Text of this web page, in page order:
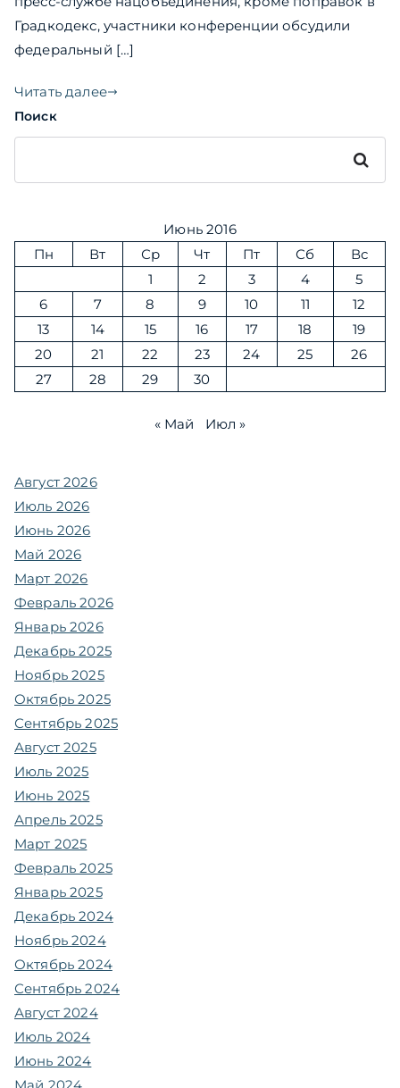
Градкодекс, участники конференции обсудили
федеральный […]
Читать далее
Поиск
Поиск
Июнь 2016
Пн
Вт Ср Чт Пт Сб
Вс
1
2 3 4
5
6
7 8 9 10 11
12
13
14 15 16 17 18
19
20
21 22 23 24 25
26
27
28 29 30
« Май Июл »
Август 2026
Июль 2026
Июнь 2026
Май 2026
Март 2026
Февраль 2026
Январь 2026
Декабрь 2025
Ноябрь 2025
Октябрь 2025
Сентябрь 2025
Август 2025
Июль 2025
Июнь 2025
Апрель 2025
Март 2025
Февраль 2025
Январь 2025
Декабрь 2024
Ноябрь 2024
Октябрь 2024
Сентябрь 2024
Август 2024
Июль 2024
Июнь 2024